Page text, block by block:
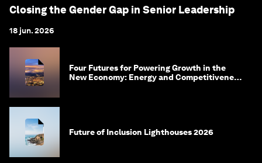
Closing the Gender Gap in Senior Leadership
18 jun. 2026
Four Futures for Powering Growth in the
New Economy: Energy and Competitiveness
Future of Inclusion Lighthouses 2026